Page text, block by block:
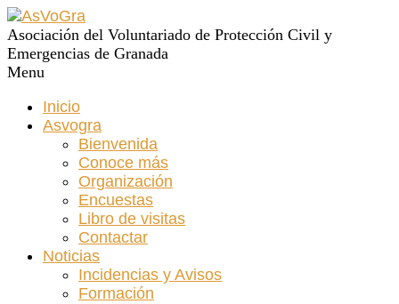
Asociación del Voluntariado de Protección Civil y
Emergencias de Granada
Menu
Inicio
Asvogra
Bienvenida
Conoce más
Organización
Encuestas
Libro de visitas
Contactar
Noticias
Incidencias y Avisos
Formación